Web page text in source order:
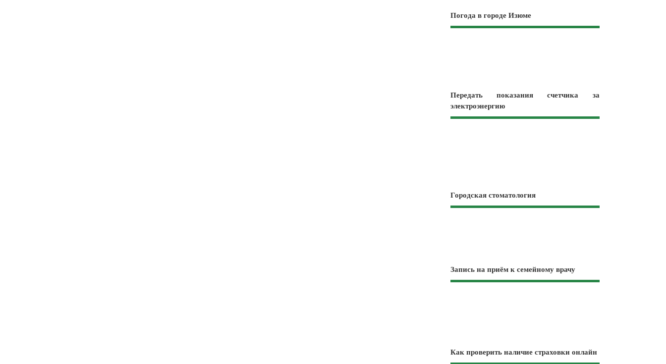
Погода в городе Изюме
Передать показания счетчика за
электроэнергию
Городская стоматология
Запись на приём к семейному врачу
Как проверить наличие страховки онлайн